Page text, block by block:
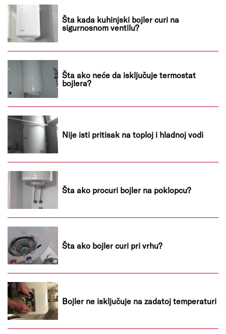
Šta kada kuhinjski bojler curi na
sigurnosnom ventilu?
Šta ako neće da isključuje termostat
bojlera?
Nije isti pritisak na toploj i hladnoj vodi
Šta ako procuri bojler na poklopcu?
Šta ako bojler curi pri vrhu?
Bojler ne isključuje na zadatoj temperaturi